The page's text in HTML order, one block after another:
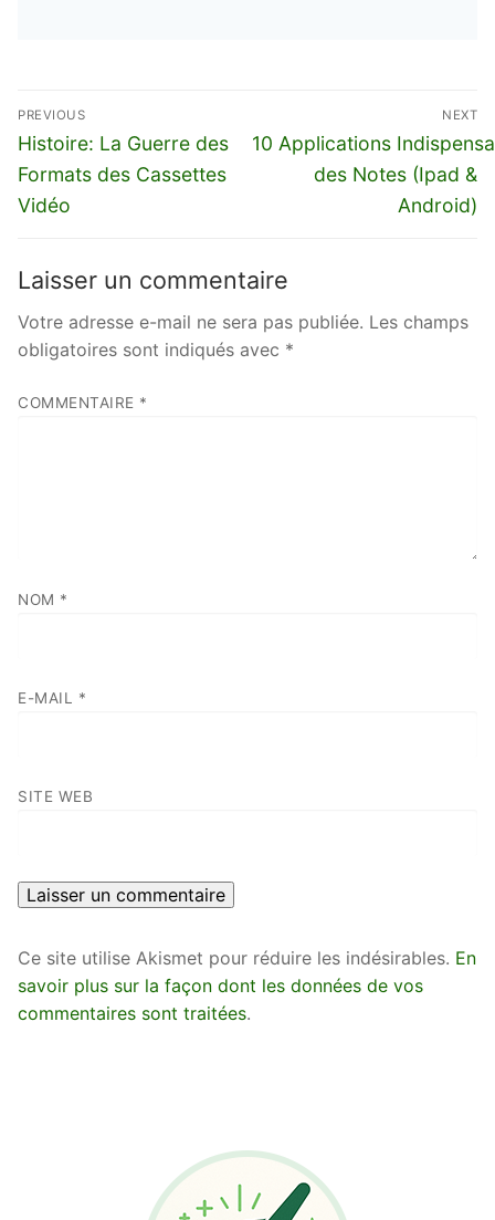
Navigation
de
l’article
PREVIOUS
Previous
post:
Histoire: La Guerre des
Formats des Cassettes
Vidéo
NEXT
Next
10 Applications
des Notes (Ipad &
Android)
Laisser un commentaire
Votre adresse e-mail ne sera pas publiée. Les champs
obligatoires sont indiqués avec *
COMMENTAIRE *
NOM *
E-MAIL *
SITE WEB
Ce site utilise Akismet pour réduire les indésirables. En
savoir plus sur la façon dont les données de vos
commentaires sont traitées.